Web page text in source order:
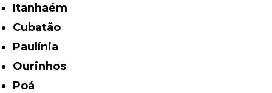
Itanhaém
Cubatão
Paulínia
Ourinhos
Poá